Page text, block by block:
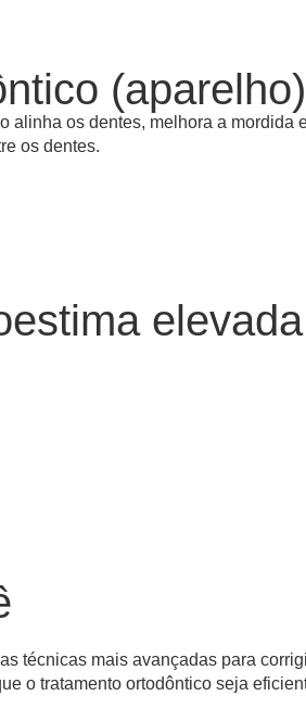
os dentes, melhora a
os dentes.
elevada
técnicas mais avançadas para
o tratamento ortodôntico seja